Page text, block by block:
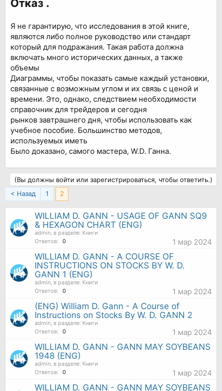
Отказ .
Я не гарантирую, что исследования в этой книге,
являются либо полное руководство или стандарт
который для подражания. Такая работа должна
включать много исторических данных, а также
объемы
Диаграммы, чтобы показать самые каждый установки,
связанные с возможным углом и их связь с ценой и
времени. Это, однако, следствием необходимости
справочник для трейдеров и сегодня
рынков завтрашнего дня, чтобы использовать как
учебное пособие. Большинство методов,
используемых иметь
Было доказано, самого мастера, W.D. Ганна.
(Вы должны войти или зарегистрироваться, чтобы ответить.)
< Назад
1 2
WILLIAM D. GANN - USAGE OF GANN SQ9
& HEXAGON CHART (ENG)
admin , в разделе: Книги
Ответов:
0 1 мар 2024
WILLIAM D. GANN - A COURSE OF
INSTRUCTIONS ON STOCKS BY W. D.
GANN 1 (ENG)
admin , в разделе: Книги
Ответов:
0 1 мар 2024
(ENG) William D. Gann - A Course of
Instructions on Stocks By W. D. GANN 2
admin , в разделе: Книги
Ответов:
0 1 мар 2024
WILLIAM D. GANN - GANN MAY SOYBEANS
1948 (ENG)
admin , в разделе: Книги
Ответов:
0 1 мар 2024
WILLIAM D. GANN - GANN MAY SOYBEANS